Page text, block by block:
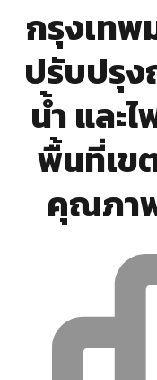
กรุงเทพ
ปรับปรุง
น้ำ และ
พื้นที่เข
คุณภา